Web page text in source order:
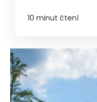
10 minut čtení